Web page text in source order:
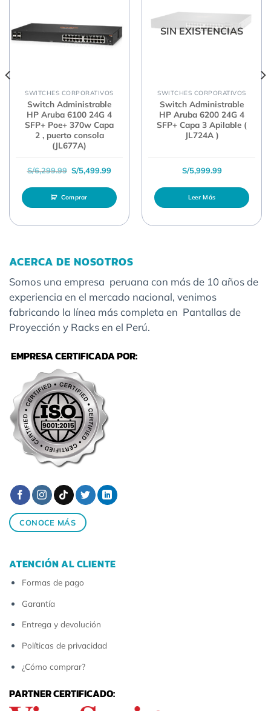
SWITCHES CORPORATIVOS
Switch Administrable
HP Aruba 6100 24G 4
SFP+ Poe+ 370w Capa
2 , puerto consola
(JL677A)
S/6,299.99 El precio original era: S/6,299.99.
S/5,499.99El precio actual es: S/5,499.99.
Comprar
SIN EXISTENCIAS
SWITCHES CORPORATIVOS
Switch Administrable
HP Aruba 6200 24G 4
SFP+ Capa 3 Apilable (
JL724A )
S/5,999.99
Leer Más
S/2,349.99.
actual es: S/2,289.99.
ACERCA DE NOSOTROS
Somos una empresa peruana con más de 10 años de
experiencia en el mercado nacional, venimos
fabricando la línea más completa en Pantallas de
Proyección y Racks en el Perú.
EMPRESA CERTIFICADA POR:
CONOCE MÁS
ATENCIÓN AL CLIENTE
Formas de pago
Garantía
Entrega y devolución
Políticas de privacidad
¿Cómo comprar?
PARTNER CERTIFICADO: